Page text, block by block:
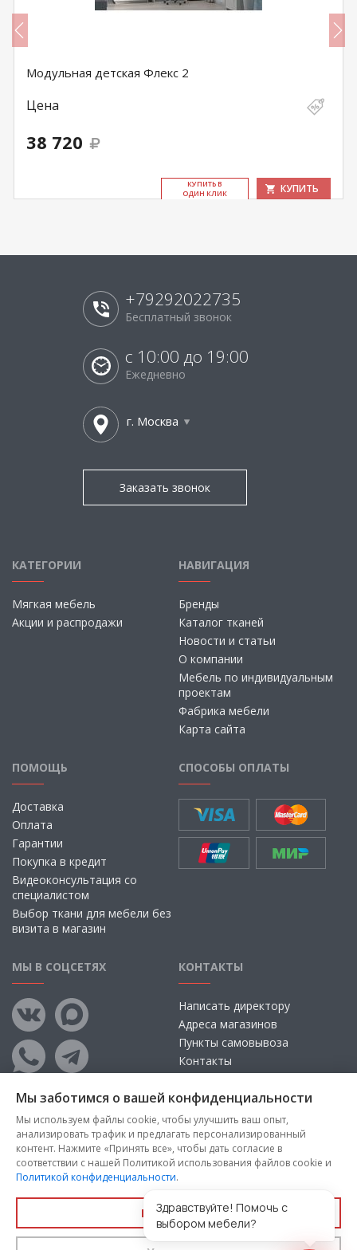
Модульная детская Флекс 2
Цена
38 720
КУ­ПИТЬ В
ОДИН КЛИК
КУПИТЬ
+79292022735
Бесплатный звонок
с 10:00 до 19:00
Ежедневно
г. Москва
Заказать звонок
КАТЕГОРИИ
Мягкая мебель
Акции и распродажи
НАВИГАЦИЯ
Бренды
Каталог тканей
Новости и статьи
О компании
Мебель по индивидуальным
проектам
Фабрика мебели
Карта сайта
ПОМОЩЬ
Доставка
Оплата
Гарантии
Покупка в кредит
Видеоконсультация со
специалистом
Выбор ткани для мебели без
визита в магазин
СПОСОБЫ ОПЛАТЫ
МЫ В СОЦСЕТЯХ КОНТАКТЫ
Написать директору
Адреса магазинов
Пункты самовывоза
Контакты
Copyright © 2026, ООО «100 Диванов» — Все права защищены
Администрация Сайта не несет ответственности за
размещаемые Пользователями материалы, их содержание,
качество.
Мы заботимся о вашей конфиденциальности
Мы используем файлы cookie, чтобы улучшить ваш опыт,
анализировать трафик и предлагать персонализированный
контент. Нажмите «Принять все», чтобы дать согласие в
соответствии с нашей Политикой использования файлов cookie и
Политикой конфиденциальности.
Принять все
Здравствуйте! Помочь с
выбором мебели?